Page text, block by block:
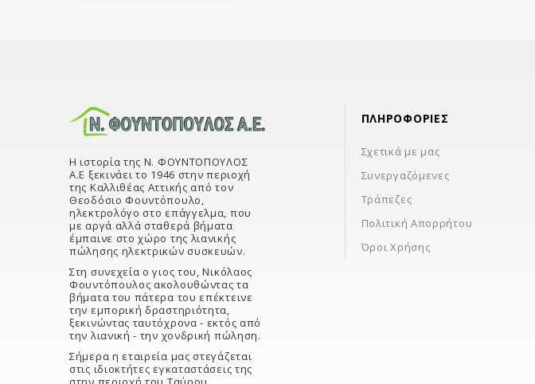
Η ιστορία της Ν. ΦΟΥΝΤΟΠΟΥΛΟΣ
Α.Ε ξεκινάει το 1946 στην περιοχή
της Καλλιθέας Αττικής από τον
Θεοδόσιο Φουντόπουλο,
ηλεκτρολόγο στο επάγγελμα, που
με αργά αλλά σταθερά βήματα
έμπαινε στο χώρο της λιανικής
πώλησης ηλεκτρικών συσκευών.
Στη συνεχεία ο γιος του, Νικόλαος
Φουντόπουλος ακολουθώντας τα
βήματα του πάτερα του επέκτεινε
την εμπορική δραστηριότητα,
ξεκινώντας ταυτόχρονα - εκτός από
την λιανική - την χονδρική πώληση.
Σήμερα η εταιρεία μας στεγάζεται
στις ιδιοκτήτες εγκαταστάσεις της
ΠΛΗΡΟΦΟΡΊΕΣ
Σχετικά με μας
Συνεργαζόμενες
Τράπεζες
Πολιτική Απορρήτου
Όροι Χρήσης